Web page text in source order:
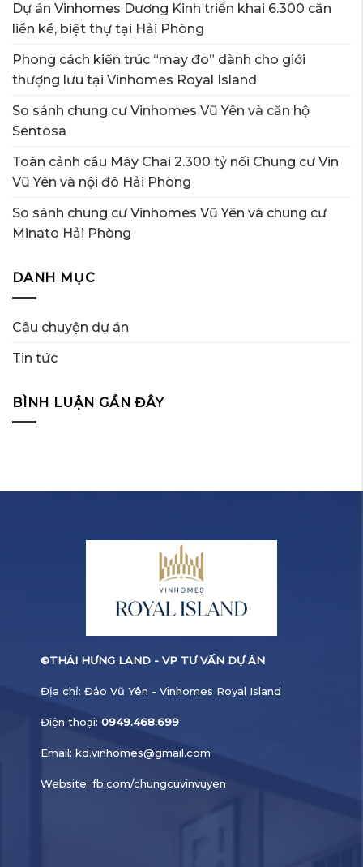
Dự án Vinhomes Dương Kinh triển khai 6.300 căn
liền kề, biệt thự tại Hải Phòng
Phong cách kiến trúc “may đo” dành cho giới
thượng lưu tại Vinhomes Royal Island
So sánh chung cư Vinhomes Vũ Yên và căn hộ
Sentosa
Toàn cảnh cầu Máy Chai 2.300 tỷ nối Chung cư Vin
Vũ Yên và nội đô Hải Phòng
So sánh chung cư Vinhomes Vũ Yên và chung cư
Minato Hải Phòng
DANH MỤC
Câu chuyện dự án
Tin tức
BÌNH LUẬN GẦN ĐÂY
©THÁI HƯNG LAND - VP TƯ VẤN DỰ ÁN
Địa chỉ: Đảo Vũ Yên - Vinhomes Royal Island
Điện thoại: 0949.468.699
Email: kd.vinhomes@gmail.com
Website: fb.com/chungcuvinvuyen